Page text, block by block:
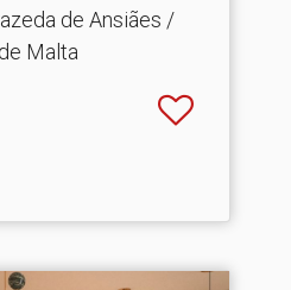
de Ansiães /
Malta